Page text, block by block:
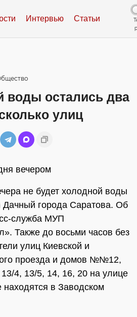
Интервью Статьи
воды остались два
улиц
вечером
не будет холодной воды
города Саратова. Об
служба МУП
Также до восьми часов без
улиц Киевской и
проезда и домов №№12,
4, 13/5, 14, 16, 20 на улице
в Заводском